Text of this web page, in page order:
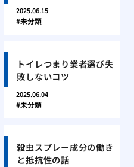
2025.06.15
未分類
トイレつまり業者選び失
敗しないコツ
2025.06.04
未分類
殺虫スプレー成分の働き
と抵抗性の話